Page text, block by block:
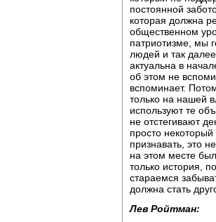
постоянной
которая должна
общественном
патриотизме, мы
людей и так
актуальна в
об этом не
вспоминает.
только на нашей
используют те
не отстегивают
просто
признавать, это
на этом месте
только история,
стараемся
должна стать
Лев Ройтман: